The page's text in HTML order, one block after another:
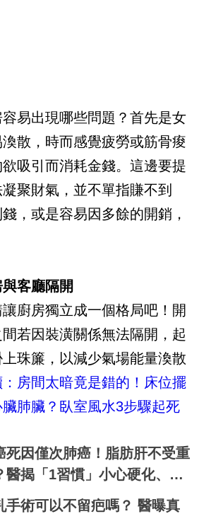
易出現哪些問題？首先是女
散，時而感覺疲勞或筋骨痠
吸引而消耗金錢。這邊要提
聚財氣，並不單指賺不到
，或是容易因多餘的開銷，
客廳隔開
廚房獨立成一個格局吧！開
若因裝潢關係無法隔開，起
珠簾，以減少氣場能量渙散
房間太暗竟是錯的！床位擺
肺臟？臥室風水3步驟起死
死因僅次肺癌！脂肪肝不受重
醫揭「1習慣」小心硬化、變
手術可以不留疤嗎？ 醫曝真